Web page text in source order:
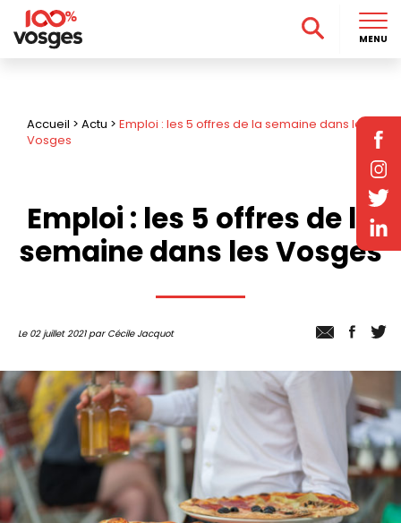
Accueil > Actu > Emploi : les 5 offres de la semaine dans les
Vosges
Emploi : les 5 offres de la
semaine dans les Vosges
Le 02 juillet 2021 par Cécile Jacquot
MENU